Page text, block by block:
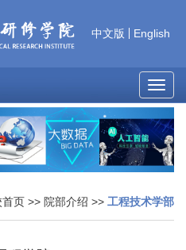
中文版 English
首页 >> 院部介绍 >> 工程技术学部